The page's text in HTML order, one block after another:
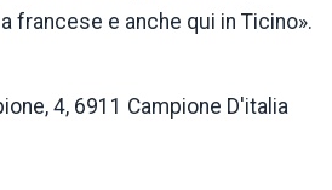
francese e anche qui in Ticino».
4, 6911 Campione D'italia